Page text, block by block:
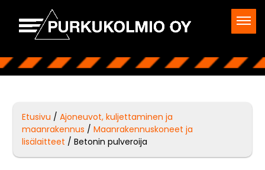
Etusivu /Ajoneuvot, kuljettaminen ja
maanrakennus /Maanrakennuskoneet ja
lisälaitteet / Betonin pulveroija